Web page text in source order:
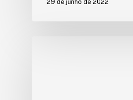
29 de junho de 2022